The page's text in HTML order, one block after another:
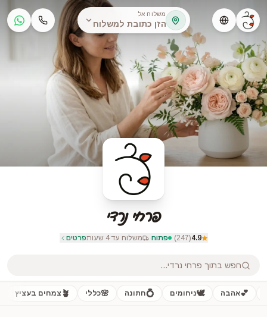
משלוח אל
הזן כתובת למשלוח
פרחי נרדי
4.9
(
247
)
· פתוח · משלוח עד 4 שעות פרטים
חפש בתוך פרחי נרדי...
💕אהבה 🕊️ניחומים 💍חתונה 🌸כללי 🪴 צמחים בעציץ